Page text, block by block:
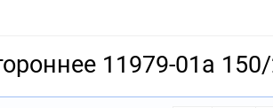
11979-01a